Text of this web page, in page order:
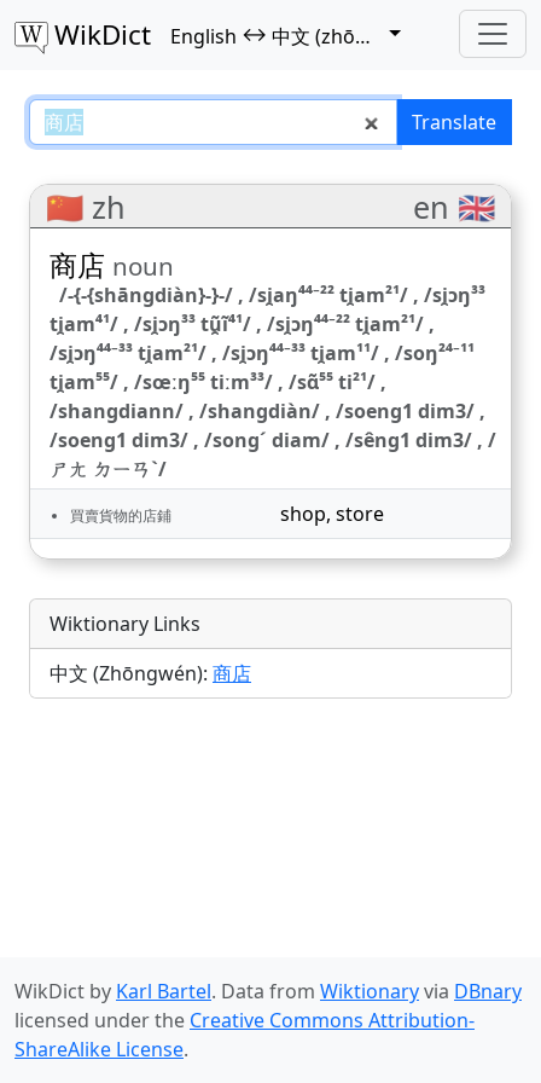
WikDict English ↔ 中文 (zhōngwén)
商店 – English–中文 Translate
🇨🇳 zh en 🇬🇧
商店 noun
/-{-{shāngdiàn}-}-/ , /si̯aŋ⁴⁴⁻²² ti̯am²¹/ , /si̯ɔŋ³³
ti̯am⁴¹/ , /si̯ɔŋ³³ tũ̯ĩ⁴¹/ , /si̯ɔŋ⁴⁴⁻²² ti̯am²¹/ ,
/si̯ɔŋ⁴⁴⁻³³ ti̯am²¹/ , /si̯ɔŋ⁴⁴⁻³³ ti̯am¹¹/ , /soŋ²⁴⁻¹¹
ti̯am⁵⁵/ , /sœːŋ⁵⁵ tiːm³³/ , /sɑ̃⁵⁵ ti²¹/ ,
/shangdiann/ , /shangdiàn/ , /soeng1 dim3/ ,
/soeng1 dim3/ , /songˊ diam/ , /sêng1 dim3/ , /
ㄕㄤ ㄉㄧㄢˋ/
買賣貨物的店鋪 shop, store
Wiktionary Links
中文 (Zhōngwén): 商店
WikDict by Karl Bartel. Data from Wiktionaryvia DBnary
licensed under the Creative Commons Attribution-
ShareAlike License.